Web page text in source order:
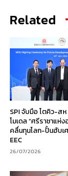
Related
SPI จับมือ โตคิว-ส
โมเดล “ศรีราชาแห่
คลื่นทุนโลก-ปั้นฮับเ
EEC
26/07/2026